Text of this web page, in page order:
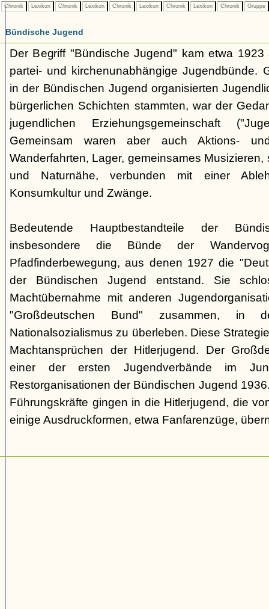
Chronik Lexikon Chronik Lexikon Chronik Lexikon Chronik Lexikon Chronik Gruppe
Bündische Jugend
Der Begriff "Bündische Jugend" kam etwa
partei- und kirchenunabhängige Jugendbünde.
in der Bündischen Jugend organisierten
bürgerlichen Schichten stammten, war der
jugendlichen Erziehungsgemeinschaft
Gemeinsam waren aber auch Aktions-
Wanderfahrten, Lager, gemeinsames
und Naturnähe, verbunden mit einer
Konsumkultur und Zwänge.
Bedeutende Hauptbestandteile der
insbesondere die Bünde der
Pfadfinderbewegung, aus denen 1927 die
der Bündischen Jugend entstand. Sie
Machtübernahme mit anderen
"Großdeutschen Bund" zusammen,
Nationalsozialismus zu überleben. Diese
Machtansprüchen der Hitlerjugend. Der
einer der ersten Jugendverbände im
Restorganisationen der Bündischen Jugend
Führungskräfte gingen in die Hitlerjugend, die
einige Ausdruckformen, etwa Fanfarenzüge,